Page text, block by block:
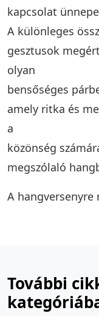
kapcsolat
A különleges
gesztusok
olyan
bensőséges
amely ritka és
a
közönség
megszólaló
A
További